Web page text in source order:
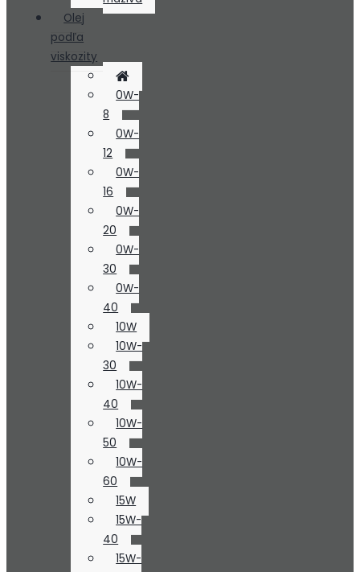
Olej
podľa
viskozity
0W-
8
0W-
12
0W-
16
0W-
20
0W-
30
0W-
40
10W
10W-
30
10W-
40
10W-
50
10W-
60
15W
15W-
40
15W-